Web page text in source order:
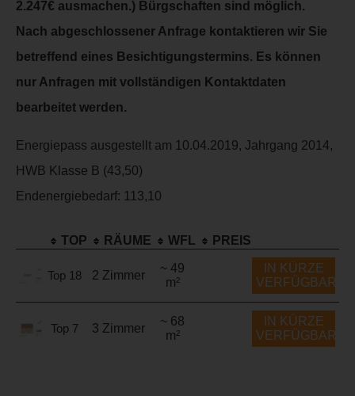
2.247€ ausmachen.) Bürgschaften sind möglich.
Nach abgeschlossener Anfrage kontaktieren wir Sie
betreffend eines Besichtigungstermins. Es können
nur Anfragen mit vollständigen Kontaktdaten
bearbeitet werden.
Energiepass ausgestellt am 10.04.2019, Jahrgang 2014,
HWB Klasse B (43,50)
Endenergiebedarf: 113,10
TOP RÄUME WFL PREIS
Top 18 2 Zimmer
~ 49
m²
IN KÜRZE
VERFÜGBAR
Top 7 3 Zimmer
~ 68
m²
IN KÜRZE
VERFÜGBAR